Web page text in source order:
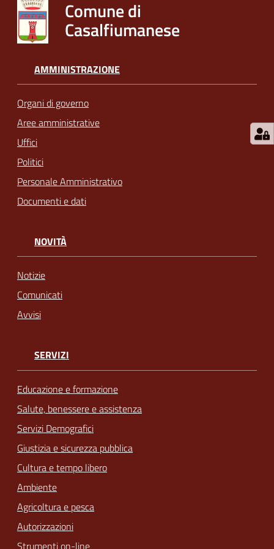
Comune di
Casalfiumanese
AMMINISTRAZIONE
Organi di governo
Aree amministrative
Uffici
Politici
Personale Amministrativo
Documenti e dati
NOVITÀ
Notizie
Comunicati
Avvisi
SERVIZI
Educazione e formazione
Salute, benessere e assistenza
Servizi Demografici
Giustizia e sicurezza pubblica
Cultura e tempo libero
Ambiente
Agricoltura e pesca
Autorizzazioni
Strumenti on-line